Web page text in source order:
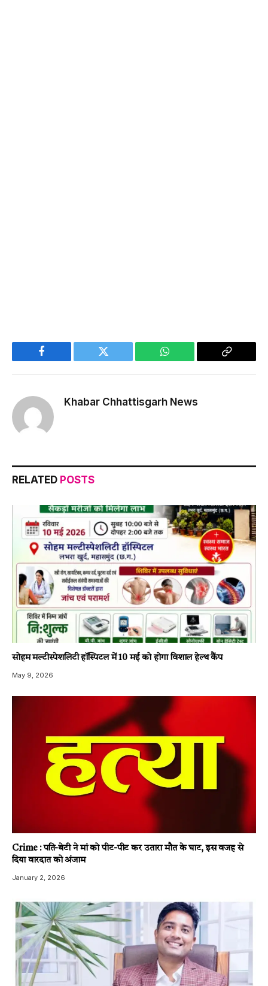
Facebook Twitter WhatsApp
Copy
Khabar Chhattisgarh News
RELATED POSTS
सोहम मल्टीस्पेशलिटी हॉस्पिटल में 10 मई को होगा विशाल हेल्थ कैंप
May 9, 2026
Crime : पति-बेटी ने मां को पीट-पीट कर उतारा मौत के घाट, इस वजह से
दिया वारदात को अंजाम
January 2, 2026